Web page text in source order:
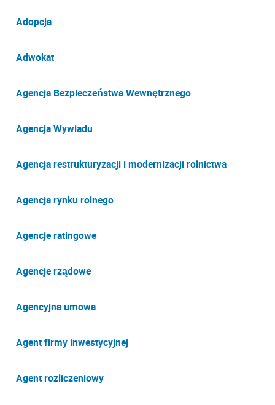
Adopcja
Adwokat
Agencja Bezpieczeństwa Wewnętrznego
Agencja Wywiadu
Agencja restrukturyzacji i modernizacji rolnictwa
Agencja rynku rolnego
Agencje ratingowe
Agencje rządowe
Agencyjna umowa
Agent firmy inwestycyjnej
Agent rozliczeniowy